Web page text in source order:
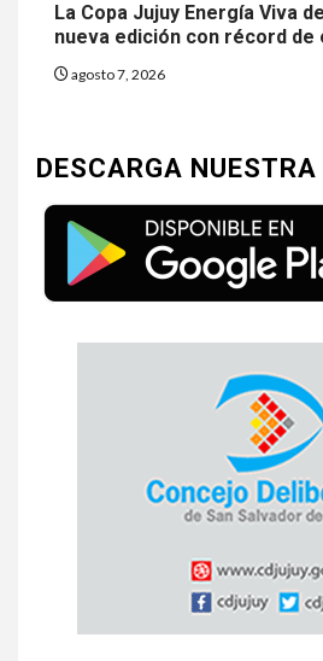
La Copa Jujuy Energía Viva
nueva edición con récord de
agosto 7, 2026
DESCARGA